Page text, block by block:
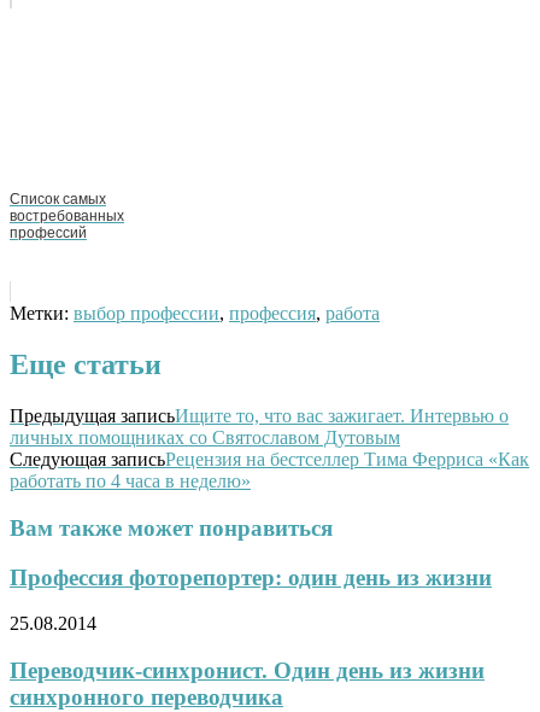
Список самых
востребованных
профессий
Метки: выбор профессии, профессия, работа
Еще статьи
Предыдущая записьИщите то, что вас зажигает. Интервью о
личных помощниках со Святославом Дутовым
Следующая записьРецензия на бестселлер Тима Ферриса «Как
работать по 4 часа в неделю»
Вам также может понравиться
Профессия фоторепортер: один день из жизни
25.08.2014
Переводчик-синхронист. Один день из жизни
синхронного переводчика